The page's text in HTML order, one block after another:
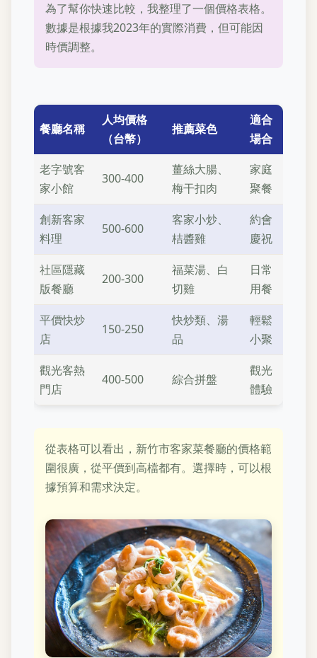
為了幫你快速比較，我整理了一個價格表格。
數據是根據我2023年的實際消費，但可能因
時價調整。
餐廳名稱
人均價格
（台幣）
推薦菜色
適合
場合
老字號客
家小館
300-400
薑絲大腸、
梅干扣肉
家庭
聚餐
創新客家
料理
500-600
客家小炒、
桔醬雞
約會
慶祝
社區隱藏
版餐廳
200-300
福菜湯、白
切雞
日常
用餐
平價快炒
店
150-250
快炒類、湯
品
輕鬆
小聚
觀光客熱
門店
400-500 綜合拼盤
觀光
體驗
從表格可以看出，新竹市客家菜餐廳的價格範
圍很廣，從平價到高檔都有。選擇時，可以根
據預算和需求決定。